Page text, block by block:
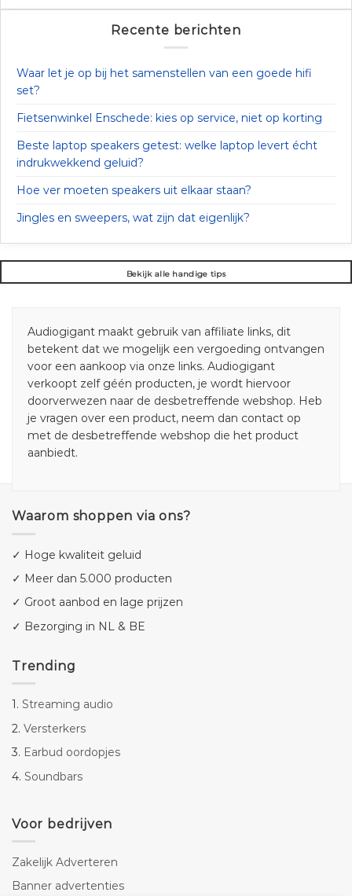
Recente berichten
Waar let je op bij het samenstellen van een goede hifi
set?
Fietsenwinkel Enschede: kies op service, niet op korting
Beste laptop speakers getest: welke laptop levert écht
indrukwekkend geluid?
Hoe ver moeten speakers uit elkaar staan?
Jingles en sweepers, wat zijn dat eigenlijk?
Bekijk alle handige tips
Audiogigant maakt gebruik van affiliate links, dit
betekent dat we mogelijk een vergoeding ontvangen
voor een aankoop via onze links. Audiogigant
verkoopt zelf géén producten, je wordt hiervoor
doorverwezen naar de desbetreffende webshop. Heb
je vragen over een product, neem dan contact op
met de desbetreffende webshop die het product
aanbiedt.
Waarom shoppen via ons?
✓ Hoge kwaliteit geluid
✓ Meer dan 5.000 producten
✓ Groot aanbod en lage prijzen
✓ Bezorging in NL & BE
Trending
1. Streaming audio
2. Versterkers
3. Earbud oordopjes
4. Soundbars
Voor bedrijven
Zakelijk Adverteren
Banner advertenties